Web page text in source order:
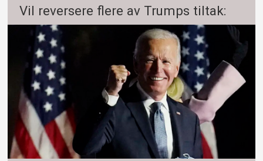
Vil reversere flere av Trumps tiltak: